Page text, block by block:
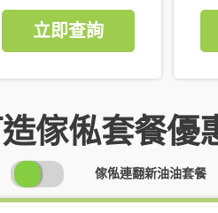
立即查詢
傢俬套餐優
SWITCH
PRICING
傢俬連翻新油油套餐